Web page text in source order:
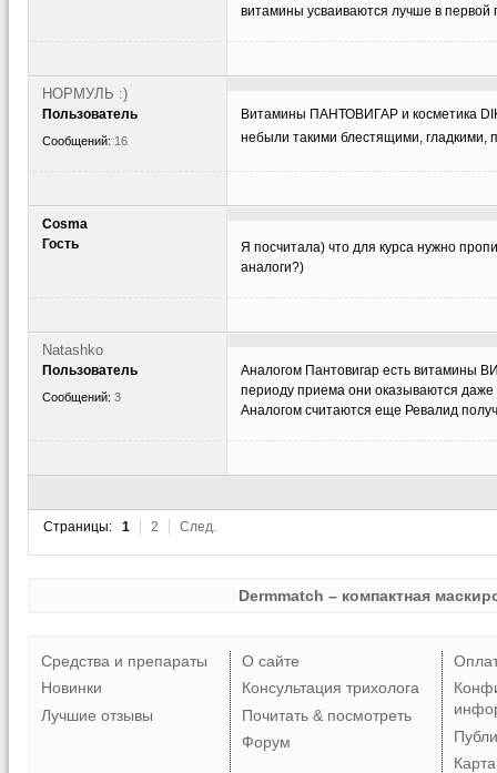
витамины усваиваются лучше в первой
НОРМУЛЬ :)
Пользователь
Сообщений: 16
Витамины ПАНТОВИГАР и косметика
небыли такими блестящими,
Cosma
Гость
Я посчитала) что для курса нужно
аналоги?)
Natashko
Пользователь
Сообщений: 3
Аналогом Пантовигар есть витамины
периоду приема они оказываются
Аналогом считаются еще Ревалид
Страницы: 1 2 След.
Dermmatch – компактная
Средства и препараты
Новинки
Лучшие отзывы
О сайте
Консультация трихолога
Почитать & посмотреть
Форум